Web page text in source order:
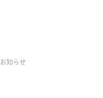
お知らせ